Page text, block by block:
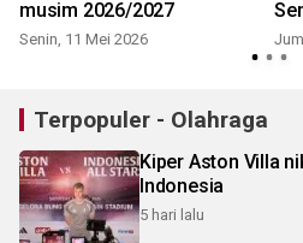
musim 2026/2027
Senin, 11 Mei 2026
Terpopuler - Olahraga
Kiper Aston Villa
Indonesia
5 hari lalu